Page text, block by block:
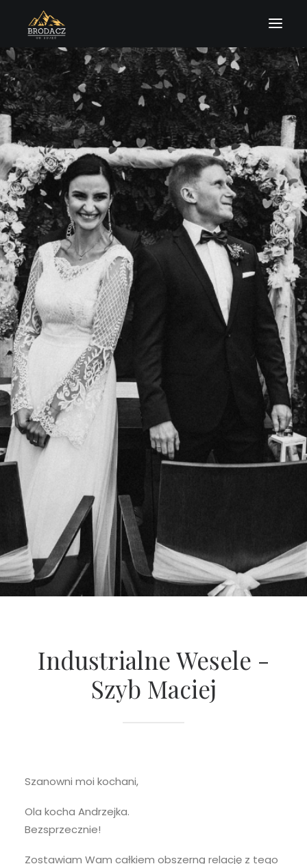
O MNIE
HISTORIE
OFERTA
KONTAKT
Industrialne Wesele -
Szyb Maciej
Szanowni moi kochani,
Ola kocha Andrzejka.
Bezsprzecznie!
Zostawiam Wam całkiem obszerną relację z tego